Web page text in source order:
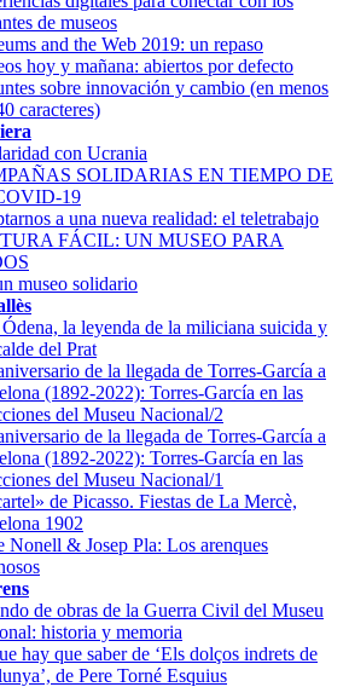
de museos
and the Web 2019: un repaso
hoy y mañana: abiertos por defecto
sobre innovación y cambio (en menos
caracteres)
con Ucrania
SOLIDARIAS EN TIEMPO DE
19
a una nueva realidad: el teletrabajo
FÁCIL: UN MUSEO PARA
museo solidario
la leyenda de la miliciana suicida y
del Prat
de la llegada de Torres-García a
(1892-2022): Torres-García en las
del Museu Nacional/2
de la llegada de Torres-García a
(1892-2022): Torres-García en las
del Museu Nacional/1
de Picasso. Fiestas de La Mercè,
1902
Nonell & Josep Pla: Los arenques
de obras de la Guerra Civil del Museu
historia y memoria
hay que saber de ‘Els dolços indrets de
de Pere Torné Esquius